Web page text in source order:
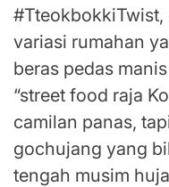
variasi rumahan
beras pedas
“street food raja
camilan panas,
gochujang yang
tengah musim